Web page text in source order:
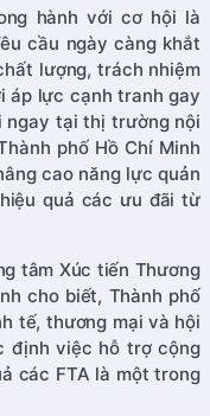
hành với cơ hội là
cầu ngày càng khắt
lượng, trách nhiệm
áp lực cạnh tranh gay
ngay tại thị trường nội
phố Hồ Chí Minh
cao năng lực quản
quả các ưu đãi từ
tâm Xúc tiến Thương
cho biết, Thành phố
tế, thương mại và hội
định việc hỗ trợ cộng
các FTA là một trong